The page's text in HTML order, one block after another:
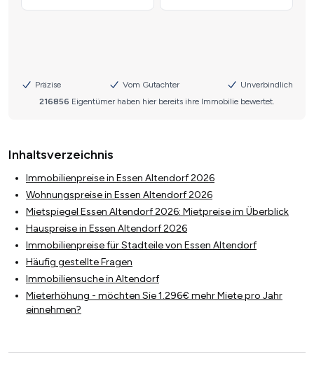
Inhaltsverzeichnis
Immobilienpreise in Essen Altendorf 2026
Wohnungspreise in Essen Altendorf 2026
Mietspiegel Essen Altendorf 2026: Mietpreise im Überblick
Hauspreise in Essen Altendorf 2026
Immobilienpreise für Stadteile von Essen Altendorf
Häufig gestellte Fragen
Immobiliensuche in Altendorf
Mieterhöhung - möchten Sie 1.296€ mehr Miete pro Jahr
einnehmen?